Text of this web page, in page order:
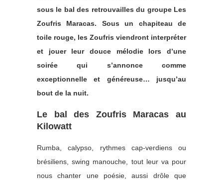
sous le bal des retrouvailles du groupe Les
Zoufris Maracas. Sous un chapiteau de
toile rouge, les Zoufris viendront interpréter
et jouer leur douce mélodie lors d’une
soirée qui s’annonce comme
exceptionnelle et généreuse… jusqu’au
bout de la nuit.
Le bal des Zoufris Maracas au
Kilowatt
Rumba, calypso, rythmes cap-verdiens ou
brésiliens, swing manouche, tout leur va pour
nous chanter une poésie, aussi drôle que